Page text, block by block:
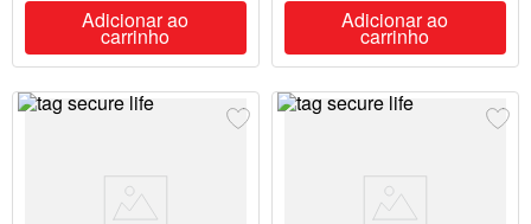
Adicionar ao
carrinho
Adicionar ao
carrinho